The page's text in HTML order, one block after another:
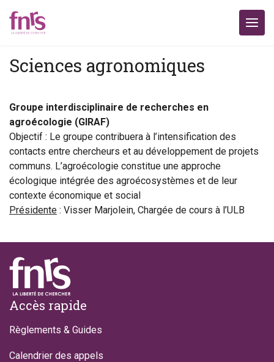
Sciences agronomiques
Groupe interdisciplinaire de recherches en
agroécologie (GIRAF)
Objectif : Le groupe contribuera à l’intensification des
contacts entre chercheurs et au développement de projets
communs. L’agroécologie constitue une approche
écologique intégrée des agroécosystèmes et de leur
contexte économique et social
Présidente : Visser Marjolein, Chargée de cours à l’ULB
Footer
Accès rapide
Règlements & Guides
Calendrier des appels